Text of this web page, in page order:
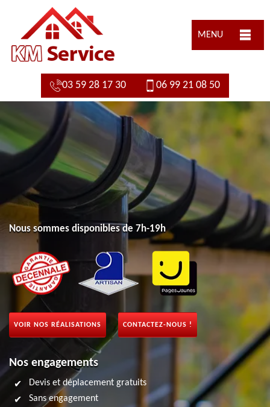
MENU
03 59 28 17 30 06 99 21 08 50
Nous sommes disponibles de 7h-19h
VOIR NOS RÉALISATIONS CONTACTEZ-NOUS !
Nos engagements
Devis et déplacement gratuits
Sans engagement